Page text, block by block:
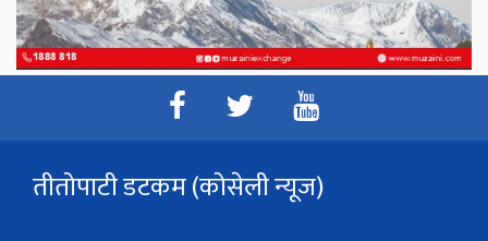
तीतोपाटी डटकम (कोसेली न्यूज)